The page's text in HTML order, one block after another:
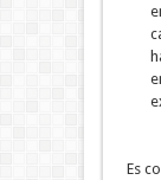
Es